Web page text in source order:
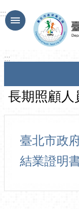
跳到主要內容區塊
:::
:::
長期照顧人
臺北市政
結業證明